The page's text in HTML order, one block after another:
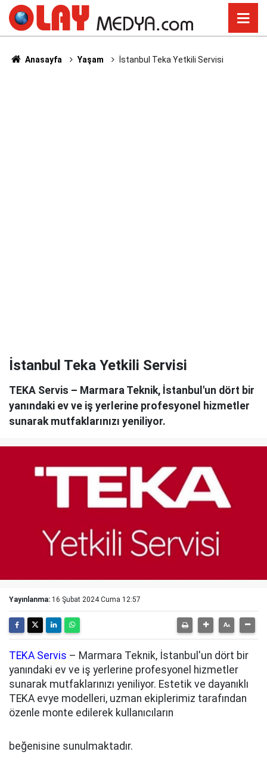
Anasayfa Yaşam İstanbul Teka Yetkili Servisi
İstanbul Teka Yetkili Servisi
TEKA Servis – Marmara Teknik, İstanbul'un dört bir
yanındaki ev ve iş yerlerine profesyonel hizmetler
sunarak mutfaklarınızı yeniliyor.
Yayınlanma: 16 Şubat 2024 Cuma 12:57
TEKA Servis – Marmara Teknik, İstanbul'un dört bir
yanındaki ev ve iş yerlerine profesyonel hizmetler
sunarak mutfaklarınızı yeniliyor. Estetik ve dayanıklı
TEKA evye modelleri, uzman ekiplerimiz tarafından
özenle monte edilerek kullanıcıların
beğenisine sunulmaktadır.